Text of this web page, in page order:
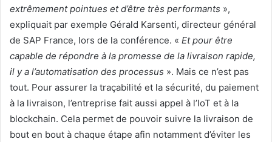
extrêmement pointues et d’être très performants »,
expliquait par exemple Gérald Karsenti, directeur général
de SAP France, lors de la conférence. « Et pour être
capable de répondre à la promesse de la livraison rapide,
il y a l’automatisation des processus ». Mais ce n’est pas
tout. Pour assurer la traçabilité et la sécurité, du paiement
à la livraison, l’entreprise fait aussi appel à l’IoT et à la
blockchain. Cela permet de pouvoir suivre la livraison de
bout en bout à chaque étape afin notamment d’éviter les